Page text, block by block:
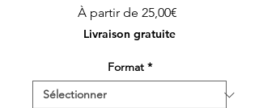
À partir de 25,00€
Livraison gratuite
Format *